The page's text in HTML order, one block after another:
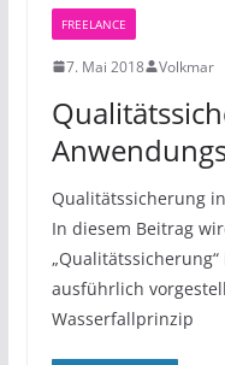
FREELANCE
7. Mai 2018 Volkmar
Qualitätssicherung
In diesem Beitrag
ausführlich
Wasserfallprinzip